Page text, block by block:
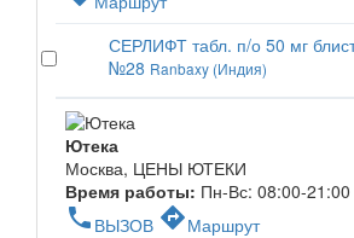
СЕРЛИФТ табл. п/о 50 мг
№28 Ranbaxy (Индия)
Ютека
Москва, ЦЕНЫ ЮТЕКИ
Время работы: Пн-Вс: 08:00-21:00
phone ВЫЗОВ directionsМаршрут